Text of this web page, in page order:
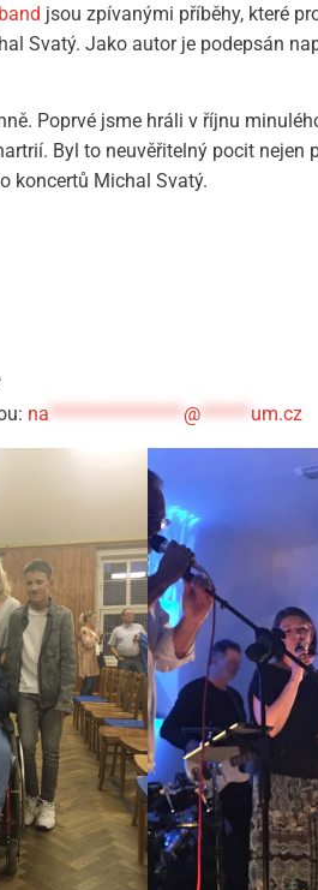
jsou zpívanými příběhy, které
Svatý. Jako autor je podepsán
Poprvé jsme hráli v říjnu
Byl to neuvěřitelný pocit nejen
koncertů Michal Svatý.
na **************** @ ****** um.cz